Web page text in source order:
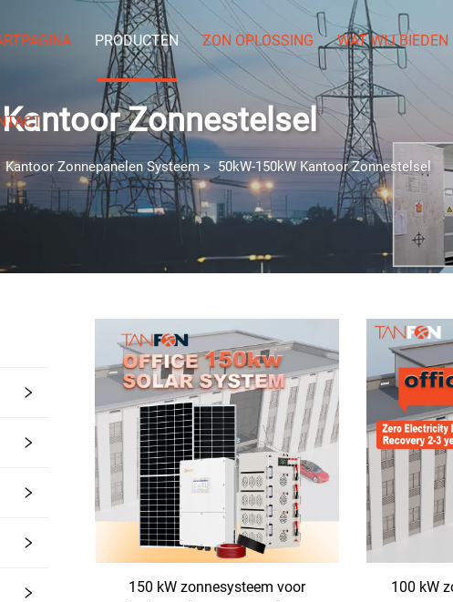
PRODUCTEN ZON OPLOSSING WAT WIJ BIEDEN
Zonnestelsel
Kantoor Zonnepanelen Systeem>50kW-150kW Kantoor Zonnestelsel
150 kW zonnesysteem voor
100 kW